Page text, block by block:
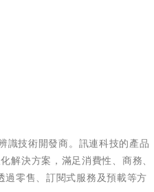
技術開發商。訊連科技的產品
解決方案，滿足消費性、商務、
零售、訂閱式服務及預載等方